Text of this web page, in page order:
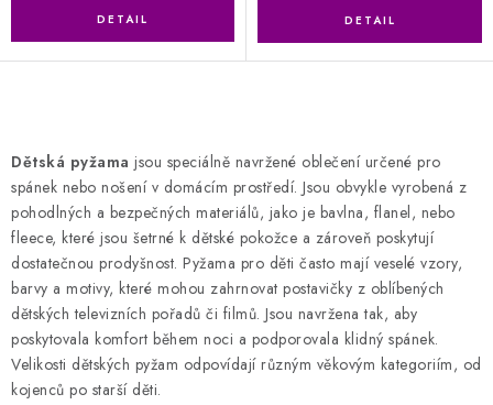
v
l
á
d
a
c
í
p
r
Dětská pyžama jsou speciálně navržené oblečení určené pro
spánek nebo nošení v domácím prostředí. Jsou obvykle vyrobená z
pohodlných a bezpečných materiálů, jako je bavlna, flanel, nebo
fleece, které jsou šetrné k dětské pokožce a zároveň poskytují
dostatečnou prodyšnost. Pyžama pro děti často mají veselé vzory,
barvy a motivy, které mohou zahrnovat postavičky z oblíbených
dětských televizních pořadů či filmů. Jsou navržena tak, aby
poskytovala komfort během noci a podporovala klidný spánek.
Velikosti dětských pyžam odpovídají různým věkovým kategoriím, od
kojenců po starší děti.